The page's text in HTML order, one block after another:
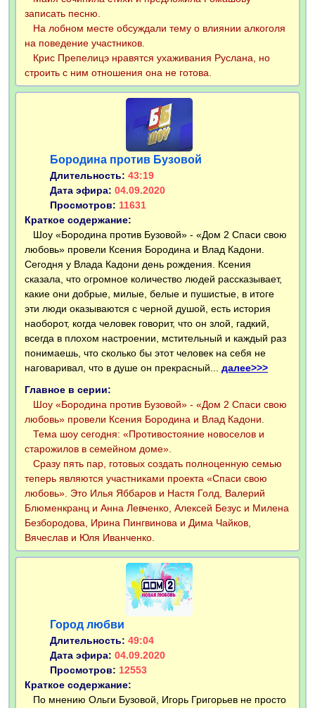
записать песню.
На лобном месте обсуждали тему о влиянии алкоголя
на поведение участников.
Крис Препелицэ нравятся ухаживания Руслана, но
строить с ним отношения она не готова.
Бородина против Бузовой
Длительность: 43:19
Дата эфира: 04.09.2020
Просмотров: 11631
Краткое содержание:
Шоу «Бородина против Бузовой» - «Дом 2 Спаси свою
любовь» провели Ксения Бородина и Влад Кадони.
Сегодня у Влада Кадони день рождения. Ксения
сказала, что огромное количество людей рассказывает,
какие они добрые, милые, белые и пушистые, в итоге
эти люди оказываются с черной душой, есть история
наоборот, когда человек говорит, что он злой, гадкий,
всегда в плохом настроении, мстительный и каждый раз
понимаешь, что сколько бы этот человек на себя не
наговаривал, что в душе он прекрасный... далее>>>
Главное в серии:
Шоу «Бородина против Бузовой» - «Дом 2 Спаси свою
любовь» провели Ксения Бородина и Влад Кадони.
Тема шоу сегодня: «Противостояние новоселов и
старожилов в семейном доме».
Сразу пять пар, готовых создать полноценную семью
теперь являются участниками проекта «Спаси свою
любовь». Это Илья Яббаров и Настя Голд, Валерий
Блюменкранц и Анна Левченко, Алексей Безус и Милена
Безбородова, Ирина Пингвинова и Дима Чайков,
Вячеслав и Юля Иванченко.
Город любви
Длительность: 49:04
Дата эфира: 04.09.2020
Просмотров: 12553
Краткое содержание:
По мнению Ольги Бузовой, Игорь Григорьев не просто